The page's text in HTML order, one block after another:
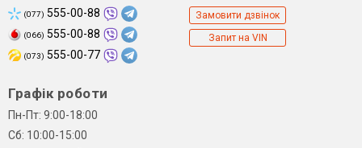
(077) 555-00-88
(066) 555-00-88
(073) 555-00-77
Замовити дзвінок
Запит на VIN
Графік роботи
Пн-Пт: 9:00-18:00
Сб: 10:00-15:00